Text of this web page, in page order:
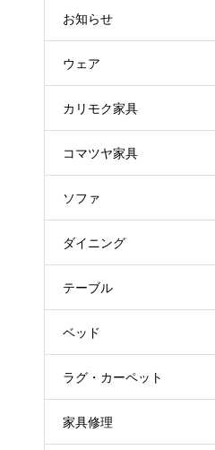
お知らせ
ウェア
カリモク家具
コマツヤ家具
ソファ
ダイニング
テーブル
ベッド
ラグ・カーペット
家具修理